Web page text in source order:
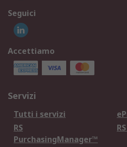
Seguici
Accettiamo
Servizi
Tutti i servizi
RS
PurchasingManager™